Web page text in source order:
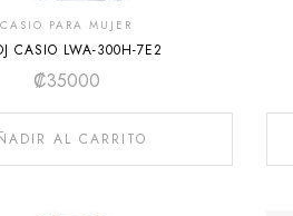
CASIO PARA MUJER
CASIO LWA-300H-7E2
₡35000
AL CARRITO